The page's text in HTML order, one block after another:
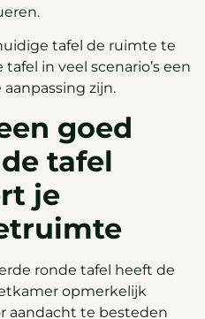
tafel de ruimte te
tafel in veel scenario’s een
zijn.
goed
tafel
je
ronde tafel heeft de
opmerkelijk
aandacht te besteden